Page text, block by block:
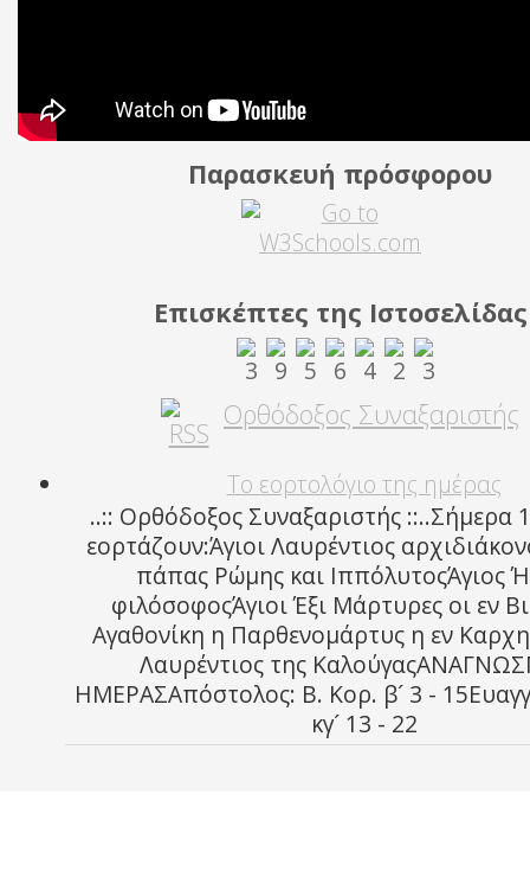
Παρασκευή πρόσφορου
Επισκέπτες της Ιστοσελίδας
Ορθόδοξος Συναξαριστής
Το εορτολόγιο της ημέρας
..:: Ορθόδοξος Συναξαριστής ::..Σήμερα
εορτάζουν:Άγιοι Λαυρέντιος
πάπας Ρώμης και ΙππόλυτοςΆγιος
φιλόσοφοςΆγιοι Έξι Μάρτυρες οι εν
Αγαθονίκη η Παρθενομάρτυς η εν
Λαυρέντιος της
ΗΜΕΡΑΣΑπόστολος: Β. Κορ. β´ 3 -
κγ´ 13 - 22